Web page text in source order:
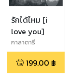
รักได้ไหม [i
love you]
กาลาตารี
199.00 ฿